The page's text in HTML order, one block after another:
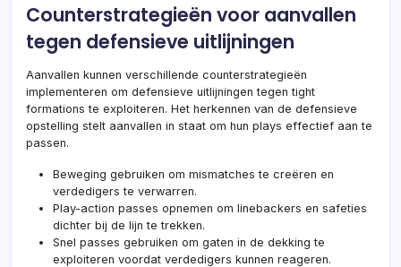
Counterstrategieën voor aanvallen
tegen defensieve uitlijningen
Aanvallen kunnen verschillende counterstrategieën
implementeren om defensieve uitlijningen tegen tight
formations te exploiteren. Het herkennen van de defensieve
opstelling stelt aanvallen in staat om hun plays effectief aan te
passen.
Beweging gebruiken om mismatches te creëren en
verdedigers te verwarren.
Play-action passes opnemen om linebackers en safeties
dichter bij de lijn te trekken.
Snel passes gebruiken om gaten in de dekking te
exploiteren voordat verdedigers kunnen reageren.